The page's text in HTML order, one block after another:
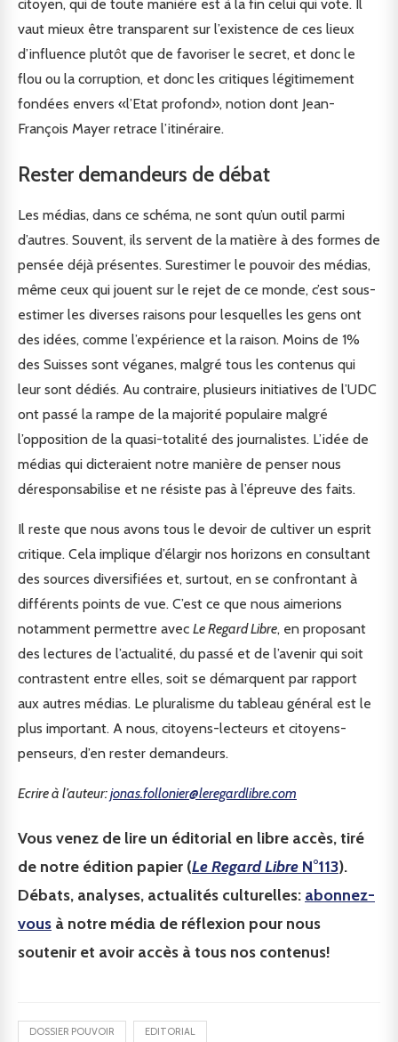
citoyen, qui de toute manière est à la fin celui qui vote. Il
vaut mieux être transparent sur l’existence de ces lieux
d’influence plutôt que de favoriser le secret, et donc le
flou ou la corruption, et donc les critiques légitimement
fondées envers «l’Etat profond», notion dont Jean-
François Mayer retrace l’itinéraire.
Rester demandeurs de débat
Les médias, dans ce schéma, ne sont qu’un outil parmi
d’autres. Souvent, ils servent de la matière à des formes de
pensée déjà présentes. Surestimer le pouvoir des médias,
même ceux qui jouent sur le rejet de ce monde, c’est sous-
estimer les diverses raisons pour lesquelles les gens ont
des idées, comme l’expérience et la raison. Moins de 1%
des Suisses sont véganes, malgré tous les contenus qui
leur sont dédiés. Au contraire, plusieurs initiatives de l’UDC
ont passé la rampe de la majorité populaire malgré
l’opposition de la quasi-totalité des journalistes. L’idée de
médias qui dicteraient notre manière de penser nous
déresponsabilise et ne résiste pas à l’épreuve des faits.
Il reste que nous avons tous le devoir de cultiver un esprit
critique. Cela implique d’élargir nos horizons en consultant
des sources diversifiées et, surtout, en se confrontant à
différents points de vue. C’est ce que nous aimerions
notamment permettre avec Le Regard Libre, en proposant
des lectures de l’actualité, du passé et de l’avenir qui soit
contrastent entre elles, soit se démarquent par rapport
aux autres médias. Le pluralisme du tableau général est le
plus important. A nous, citoyens-lecteurs et citoyens-
penseurs, d’en rester demandeurs.
Ecrire à l’auteur:jonas.follonier@leregardlibre.com
Vous venez de lire un éditorial en libre accès, tiré
de notre édition papier (Le Regard Libre N°113).
Débats, analyses, actualités culturelles: abonnez-
vous à notre média de réflexion pour nous
soutenir et avoir accès à tous nos contenus!
DOSSIER POUVOIR EDITORIAL